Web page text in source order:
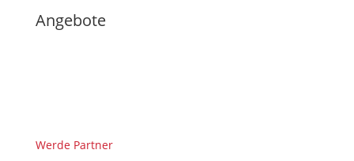
Angebote
Werde Partner